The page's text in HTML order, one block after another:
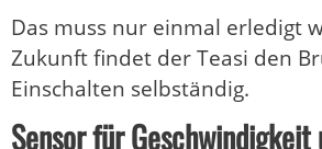
Das muss nur einmal erledigt
Zukunft findet der Teasi den
Einschalten selbständig.
Sensor für Geschwindigkeit